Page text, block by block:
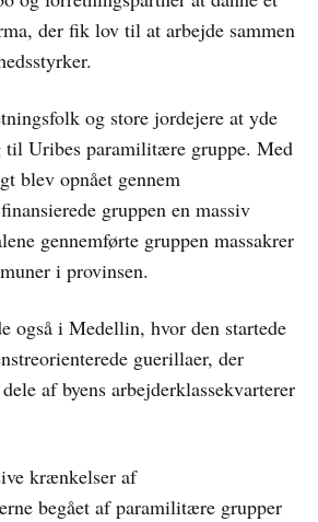
der fik lov til at arbejde sammen
og store jordejere at yde
til Uribes paramilitære gruppe. Med
blev opnået gennem
gruppen en massiv
gennemførte gruppen massakrer
i provinsen.
også i Medellin, hvor den startede
guerillaer, der
af byens arbejderklassekvarterer
krænkelser af
begået af paramilitære grupper